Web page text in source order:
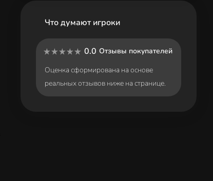
Что думают игроки
0.0 Отзывы покупателей
Оценка сформирована на основе
реальных отзывов ниже на странице.